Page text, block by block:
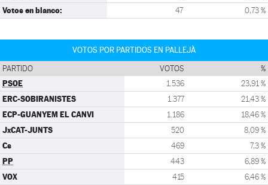
Votos en blanco: 47 0,73 %
VOTOS POR PARTIDOS EN PALLEJÀ
PARTIDO VOTOS %
PSOE 1.536 23,91 %
ERC-SOBIRANISTES 1.377 21,43 %
ECP-GUANYEM EL CANVI 1.186 18,46 %
JxCAT-JUNTS 520 8,09 %
Cs 469 7,3 %
PP 443 6,89 %
VOX 415 6,46 %